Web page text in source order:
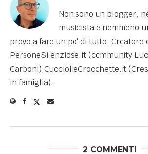
Non sono un blogger,
musicista e nemmeno
provo a fare un po' di tutto. Creatore
PersoneSilenziose.it (community
Carboni),CucciolieCrocchette.it
in famiglia).
2 COMMENTI